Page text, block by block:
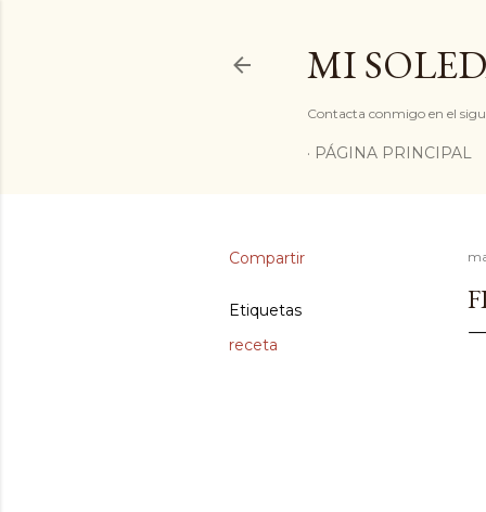
MI
Contacta conmigo en el
PÁGINA PRINCIPAL
Compartir
Etiquetas
receta